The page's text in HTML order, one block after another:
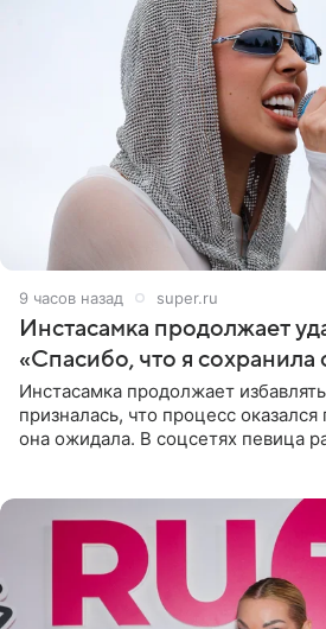
9 часов назад super.ru
Инстасамка продолжает
«Спасибо, что я сохранила
Инстасамка продолжает
призналась, что процесс
она ожидала. В соцсетях певица